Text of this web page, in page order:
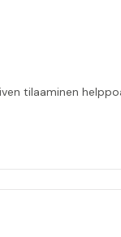
tilaaminen